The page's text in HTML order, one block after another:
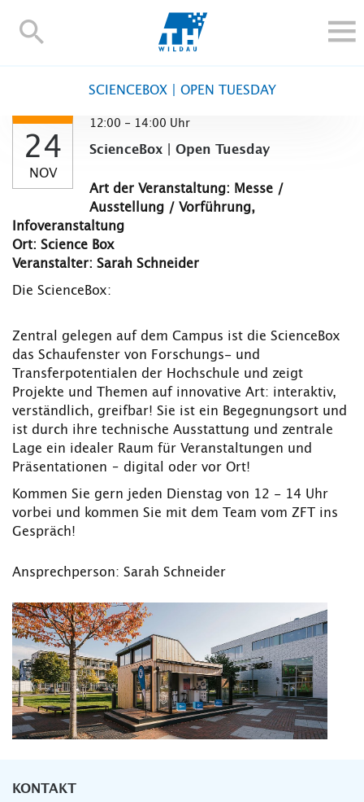
TH-
FORSCHUNG UND TRANSFER
ALUMNI
HOCHSCHULE
INTERNATIONAL
BESCHÄFTIGTE
Blogs Kontakt und Anfahrt
TH Online-Portal
SCIENCEBOX | OPEN TUESDAY
24
NOV
12:00 - 14:00 Uhr
ScienceBox | Open Tuesday
Art der Veranstaltung: Messe /
Ausstellung / Vorführung,
Infoveranstaltung
Ort: Science Box
Veranstalter: Sarah Schneider
Die ScienceBox:
Zentral gelegen auf dem Campus ist die ScienceBox
das Schaufenster von Forschungs- und
Transferpotentialen der Hochschule und zeigt
Projekte und Themen auf innovative Art: interaktiv,
verständlich, greifbar! Sie ist ein Begegnungsort und
ist durch ihre technische Ausstattung und zentrale
Lage ein idealer Raum für Veranstaltungen und
Präsentationen – digital oder vor Ort!
Kommen Sie gern jeden Dienstag von 12 - 14 Uhr
vorbei und kommen Sie mit dem Team vom ZFT ins
Gespräch!
Ansprechperson: Sarah Schneider
KONTAKT